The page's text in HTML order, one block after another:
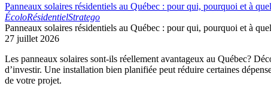
Panneaux solaires résidentiels au Québec : pour qui, pourquoi et à
ÉcoloRésidentielStratego
Panneaux solaires résidentiels au Québec : pour qui, pourquoi et à
27 juillet 2026
Les panneaux solaires sont-ils réellement avantageux au Québec?
d’investir. Une installation bien planifiée peut réduire certaines
de votre projet.